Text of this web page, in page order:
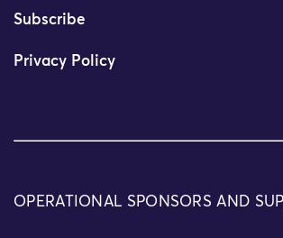
Subscribe
Privacy Policy
OPERATIONAL SPONSORS AND